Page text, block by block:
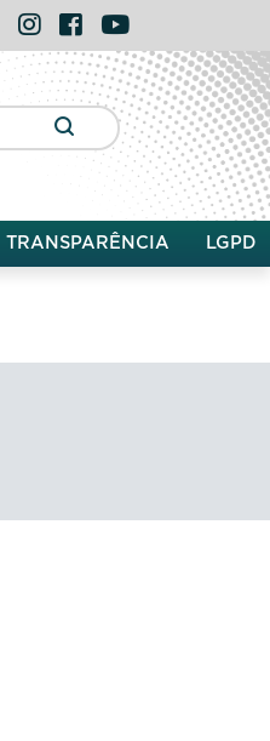
Instagram
FacebookYouTube
TRANSPARÊNCIA LGPD